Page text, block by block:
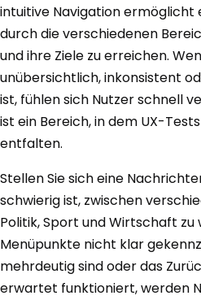
intuitive Navigation ermöglicht
durch die verschiedenen
und ihre Ziele zu erreichen.
unübersichtlich, inkonsistent
ist, fühlen sich Nutzer schnell
ist ein Bereich, in dem UX-
entfalten.
Stellen Sie sich eine
schwierig ist, zwischen
Politik, Sport und Wirtschaft zu
Menüpunkte nicht klar
mehrdeutig sind oder das
erwartet funktioniert, werden